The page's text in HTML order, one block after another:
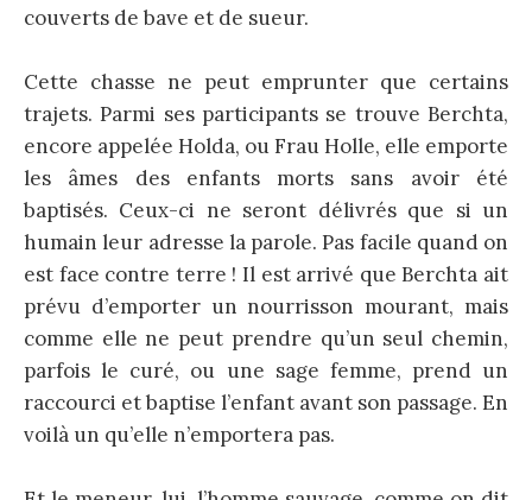
couverts de bave et de sueur.
Cette chasse ne peut emprunter que certains
trajets. Parmi ses participants se trouve Berchta,
encore appelée Holda, ou Frau Holle, elle emporte
les âmes des enfants morts sans avoir été
baptisés. Ceux-ci ne seront délivrés que si un
humain leur adresse la parole. Pas facile quand on
est face contre terre ! Il est arrivé que Berchta ait
prévu d’emporter un nourrisson mourant, mais
comme elle ne peut prendre qu’un seul chemin,
parfois le curé, ou une sage femme, prend un
raccourci et baptise l’enfant avant son passage. En
voilà un qu’elle n’emportera pas.